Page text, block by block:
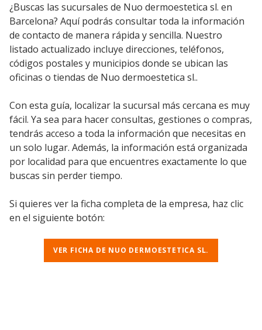
¿Buscas las sucursales de Nuo dermoestetica sl. en
Barcelona? Aquí podrás consultar toda la información
de contacto de manera rápida y sencilla. Nuestro
listado actualizado incluye direcciones, teléfonos,
códigos postales y municipios donde se ubican las
oficinas o tiendas de Nuo dermoestetica sl..
Con esta guía, localizar la sucursal más cercana es muy
fácil. Ya sea para hacer consultas, gestiones o compras,
tendrás acceso a toda la información que necesitas en
un solo lugar. Además, la información está organizada
por localidad para que encuentres exactamente lo que
buscas sin perder tiempo.
Si quieres ver la ficha completa de la empresa, haz clic
en el siguiente botón:
VER FICHA DE NUO DERMOESTETICA SL.